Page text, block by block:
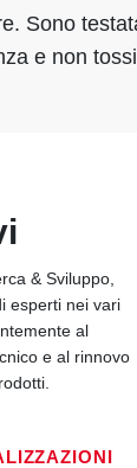
Sono
e non
& Sviluppo,
esperti nei vari
al
e al rinnovo